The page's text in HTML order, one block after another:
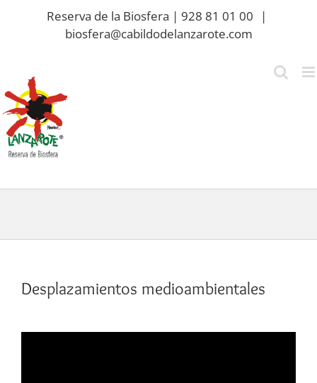
Reserva de la Biosfera | 928 81 01 00
|
biosfera@cabildodelanzarote.com
Desplazamientos medioambientales